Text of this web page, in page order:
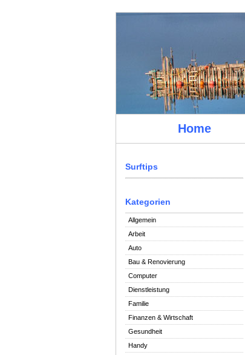
Home
Surftips
Kategorien
Allgemein
Arbeit
Auto
Bau & Renovierung
Computer
Dienstleistung
Familie
Finanzen & Wirtschaft
Gesundheit
Handy